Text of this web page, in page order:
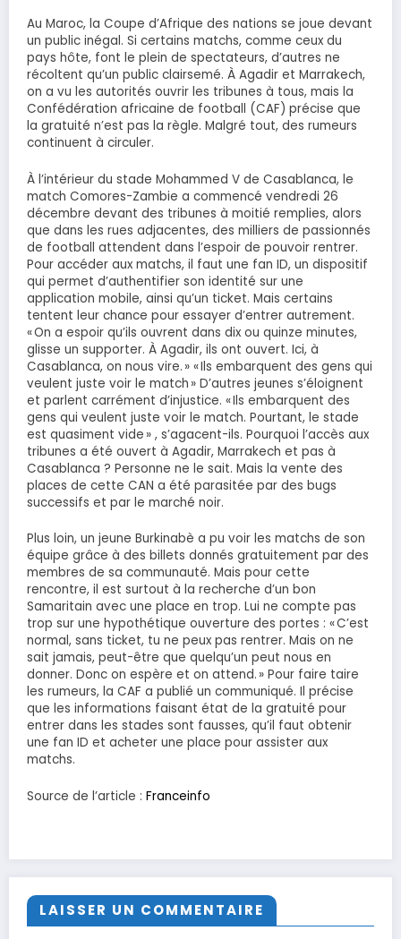
Au Maroc, la Coupe d’Afrique des nations se joue devant
un public inégal. Si certains matchs, comme ceux du
pays hôte, font le plein de spectateurs, d’autres ne
récoltent qu’un public clairsemé. À Agadir et Marrakech,
on a vu les autorités ouvrir les tribunes à tous, mais la
Confédération africaine de football (CAF) précise que
la gratuité n’est pas la règle. Malgré tout, des rumeurs
continuent à circuler.
À l’intérieur du stade Mohammed V de Casablanca, le
match Comores-Zambie a commencé vendredi 26
décembre devant des tribunes à moitié remplies, alors
que dans les rues adjacentes, des milliers de passionnés
de football attendent dans l’espoir de pouvoir rentrer.
Pour accéder aux matchs, il faut une fan ID, un dispositif
qui permet d’authentifier son identité sur une
application mobile, ainsi qu’un ticket. Mais certains
tentent leur chance pour essayer d’entrer autrement.
« On a espoir qu’ils ouvrent dans dix ou quinze minutes,
glisse un supporter. À Agadir, ils ont ouvert. Ici, à
Casablanca, on nous vire. » « Ils embarquent des gens qui
veulent juste voir le match » D’autres jeunes s’éloignent
et parlent carrément d’injustice. « Ils embarquent des
gens qui veulent juste voir le match. Pourtant, le stade
est quasiment vide » , s’agacent-ils. Pourquoi l’accès aux
tribunes a été ouvert à Agadir, Marrakech et pas à
Casablanca ? Personne ne le sait. Mais la vente des
places de cette CAN a été parasitée par des bugs
successifs et par le marché noir.
Plus loin, un jeune Burkinabè a pu voir les matchs de son
équipe grâce à des billets donnés gratuitement par des
membres de sa communauté. Mais pour cette
rencontre, il est surtout à la recherche d’un bon
Samaritain avec une place en trop. Lui ne compte pas
trop sur une hypothétique ouverture des portes : « C’est
normal, sans ticket, tu ne peux pas rentrer. Mais on ne
sait jamais, peut-être que quelqu’un peut nous en
donner. Donc on espère et on attend. » Pour faire taire
les rumeurs, la CAF a publié un communiqué. Il précise
que les informations faisant état de la gratuité pour
entrer dans les stades sont fausses, qu’il faut obtenir
une fan ID et acheter une place pour assister aux
matchs.
Source de l’article : Franceinfo
LAISSER UN COMMENTAIRE